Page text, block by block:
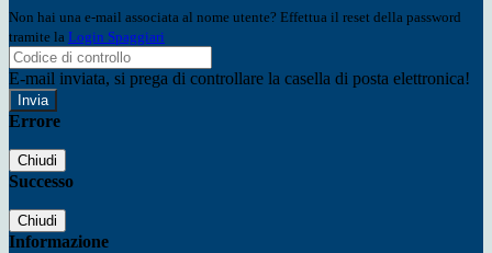
Non hai una e-mail associata al nome utente? Effettua il reset della password
tramite la Login Spaggiari
E-mail inviata, si prega di controllare la casella di posta elettronica!
Errore
Chiudi
Successo
Chiudi
Informazione